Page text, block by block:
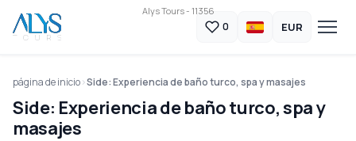
Alys Tours - 11356
0 EUR
página de inicio Side: Experiencia de baño turco, spa y masajes
Side: Experiencia de baño turco, spa y
masajes